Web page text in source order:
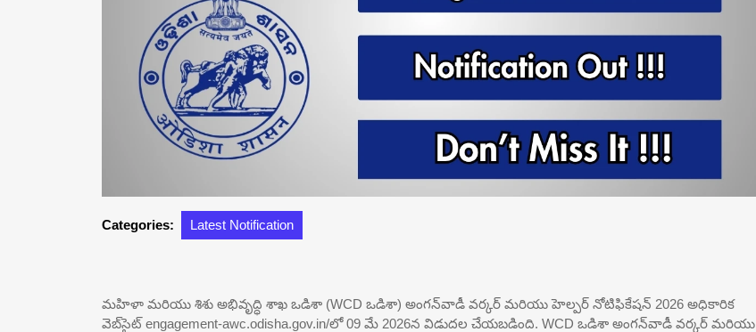
Categories: Latest Notification
మహిళా మరియు శిశు అభివృద్ధి శాఖ ఒడిశా (WCD ఒడిశా) అంగన్‌వాడీ వర్కర్ మరియు హెల్పర్ నోటిఫికేషన్ 2026 అధికారిక
వెబ్‌సైట్ engagement-awc.odisha.gov.in/లో 09 మే 2026న విడుదల చేయబడింది. WCD ఒడిశా అంగన్‌వాడీ వర్కర్ మరియు